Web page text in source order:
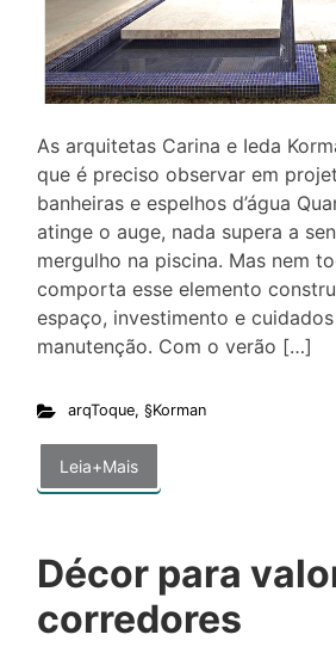
As arquitetas Carina e Ieda
que é preciso observar em
banheiras e espelhos d’água
atinge o auge, nada supera a
mergulho na piscina. Mas nem
comporta esse elemento
espaço, investimento e
manutenção. Com o verão […]
arqToque, §Korman
Leia+Mais
Décor para
corredores